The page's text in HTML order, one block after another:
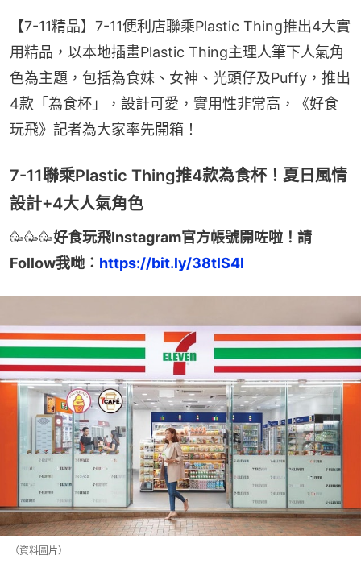
【7-11精品】7-11便利店聯乘Plastic Thing推出4大實
用精品，以本地插畫Plastic Thing主理人筆下人氣角
色為主題，包括為食妹、女神、光頭仔及Puffy，推出
4款「為食杯」，設計可愛，實用性非常高，《好食
玩飛》記者為大家率先開箱！
7-11聯乘Plastic Thing推4款為食杯！夏日風情
設計+4大人氣角色
🥳🥳🥳好食玩飛Instagram官方帳號開咗啦！請
Follow我哋： https://bit.ly/38tlS4l
（資料圖片）